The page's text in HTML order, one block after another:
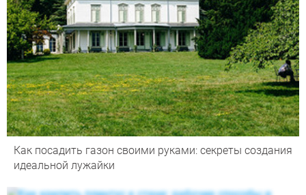
Как посадить газон своими руками: секреты создания
идеальной лужайки